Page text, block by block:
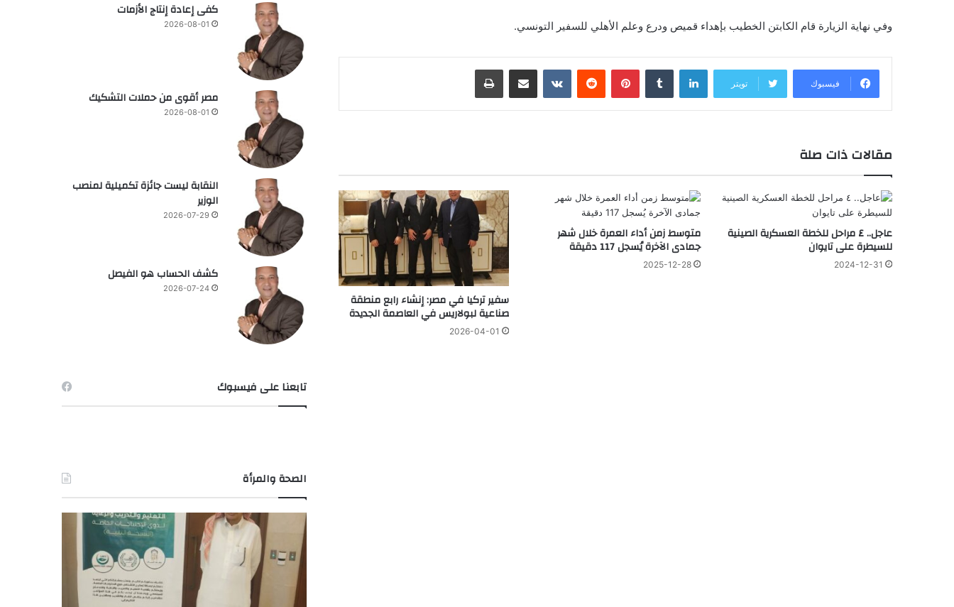
وفي نهاية الزيارة قام الكابتن الخطيب بإهداء قميص ودرع وعلم الأهلي للسفير التونسي.
فيسبوك تويتر
لينكدإن بينتيريست
مقالات ذات صلة
عاجل.. ٤ مراحل للخطة العسكرية الصينية
للسيطرة على تايوان
2024-12-31
متوسط زمن أداء العمرة خلال شهر
جمادى الآخرة يُسجل 117 دقيقة
2025-12-28
سفير تركيا في مصر: إنشاء رابع منطقة
صناعية لبولاريس في العاصمة الجديدة
2026-04-01
كفى إعادة إنتاج الأزمات
2026-08-01
مصر أقوى من حملات التشكيك
2026-08-01
النقابة ليست جائزة تكميلية لمنصب
الوزير
2026-07-29
كشف الحساب هو الفيصل
2026-07-24
تابعنا على فيسبوك
الصحة والمرأة